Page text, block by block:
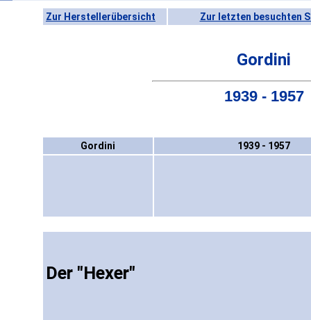
Zur Herstellerübersicht Zur letzten besuchten
Gordini
1939 - 1957
Gordini 1939 - 1957
Der "Hexer"